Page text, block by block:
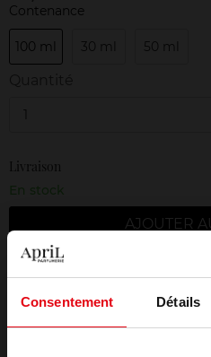
Consentement Détails
Contenance
100 ml 30 ml 50 ml
1
Livraison
En stock
AJOUTER
Livraison gratuite à
Retour gratuit dans